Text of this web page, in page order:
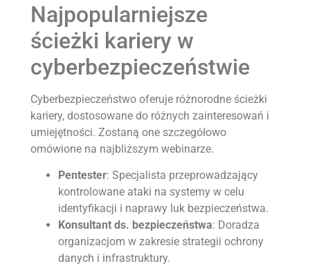
Najpopularniejsze
ścieżki kariery w
cyberbezpieczeństwie
Cyberbezpieczeństwo oferuje różnorodne ścieżki
kariery, dostosowane do różnych zainteresowań i
umiejętności. Zostaną one szczegółowo
omówione na najbliższym webinarze. ​
Pentester: Specjalista przeprowadzający
kontrolowane ataki na systemy w celu
identyfikacji i naprawy luk bezpieczeństwa.​
Konsultant ds. bezpieczeństwa: Doradza
organizacjom w zakresie strategii ochrony
danych i infrastruktury.​